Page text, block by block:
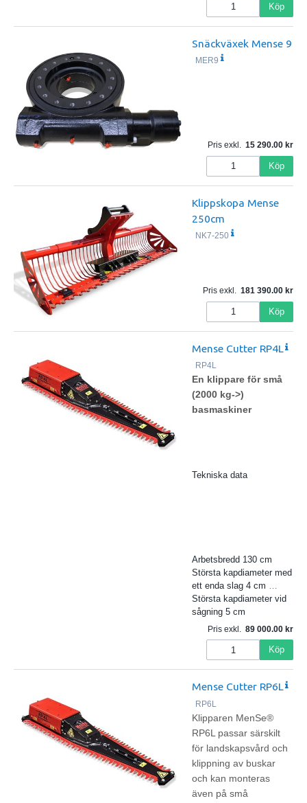
Köp
Snäckväxek Mense 9
MER9
Pris exkl. 15 290.00
Köp
Klippskopa Mense
250cm
NK7-250
Pris exkl. 181 390.00
Köp
Mense Cutter RP4L
RP4L
En klippare för små
(2000 kg->)
basmaskiner
Tekniska data
Arbetsbredd 130 cm
Största kapdiameter med
ett enda slag 4 cm …
Största kapdiameter vid
sågning 5 cm
Pris exkl. 89 000.00
Köp
Mense Cutter RP6L
RP6L
Klipparen MenSe®
RP6L passar särskilt
för landskapsvård och
klippning av buskar
och kan monteras
även på små